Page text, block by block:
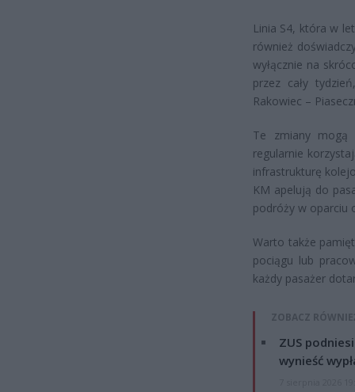
Linia S4, która w
również
wyłącznie na
przez cały
Rakowiec –
Te zmiany mogą
regularnie
infrastrukturę
KM apelują do
podróży w oparciu
Warto także
pociągu lub
każdy pasażer
ZOBACZ
ZUS
wynieść